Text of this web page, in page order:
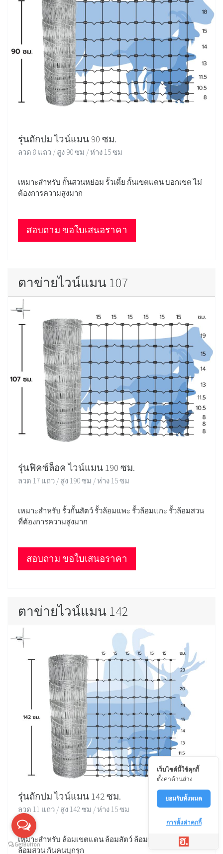
รุ่นถักปม ไวน์แมน 90 ซม.
ลวด 8 แถว / สูง 90 ซม / ห่าง 15 ซม
เหมาะสำหรับ กั้นสวนหย่อม รั้วเตี้ย กั้นเขตแดน บอกเขต ไม่
ต้องการความสูงมาก
สอบถาม ขอใบเสนอราคา
ตาข่ายไวน์แมน 107
รุ่นฟิคซ์ล็อค ไวน์แมน 190 ซม.
ลวด 17 แถว / สูง 190 ซม / ห่าง 15 ซม
เหมาะสำหรับ รั้วกั้นสัตว์ รั้วล้อมแพะ รั้วล้อมแกะ รั้วล้อมสวน
ที่ต้องการความสูงมาก
สอบถาม ขอใบเสนอราคา
ตาข่ายไวน์แมน 142
รุ่นถักปม ไวน์แมน 142 ซม.
ลวด 11 แถว / สูง 142 ซม / ห่าง 15 ซม
เหมาะสำหรับ ล้อมเขตแดน ล้อมสัตว์ ล้อมพื้นที่ ล้อมบ้าน
ล้อมสวน กันคนบุกรุก
เว็บไซต์นี้ใช้คุกกี้
ตั้งค่าด้านล่าง
ยอมรับทั้งหมด
การตั้งค่าคุกกี้